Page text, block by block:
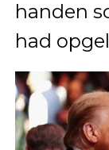
handen
had